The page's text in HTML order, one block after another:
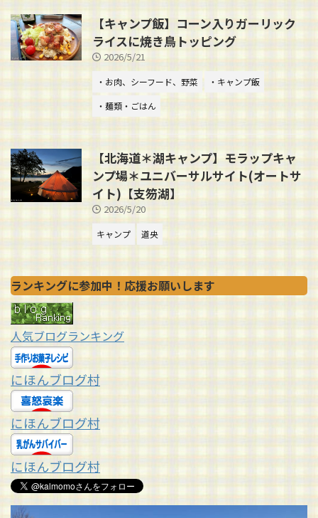
【キャンプ飯】コーン入りガーリック
ライスに焼き鳥トッピング
2026/5/21
・お肉、シーフード、野菜
・キャンプ飯
・麺類・ごはん
【北海道＊湖キャンプ】モラップキャ
ンプ場＊ユニバーサルサイト(オートサ
イト)【支笏湖】
2026/5/20
キャンプ 道央
ランキングに参加中！応援お願いします
人気ブログランキング
にほんブログ村
にほんブログ村
にほんブログ村